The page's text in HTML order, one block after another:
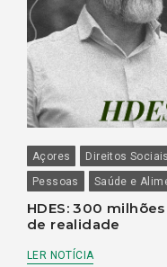
Açores Direitos
Pessoas
Saúde e
HDES: 300
de realidade
LER NOTÍCIA